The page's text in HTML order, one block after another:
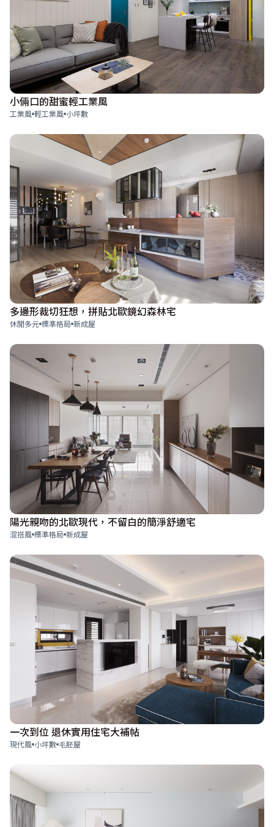
小倆口的甜蜜輕工業風
工業風 輕工業風 小坪數
多邊形裁切狂想，拼貼北歐鏡幻森林宅
休閒多元 標準格局 新成屋
陽光親吻的北歐現代，不留白的簡淨舒適宅
混搭風 標準格局 新成屋
一次到位 退休實用住宅大補帖
現代風 小坪數 毛胚屋